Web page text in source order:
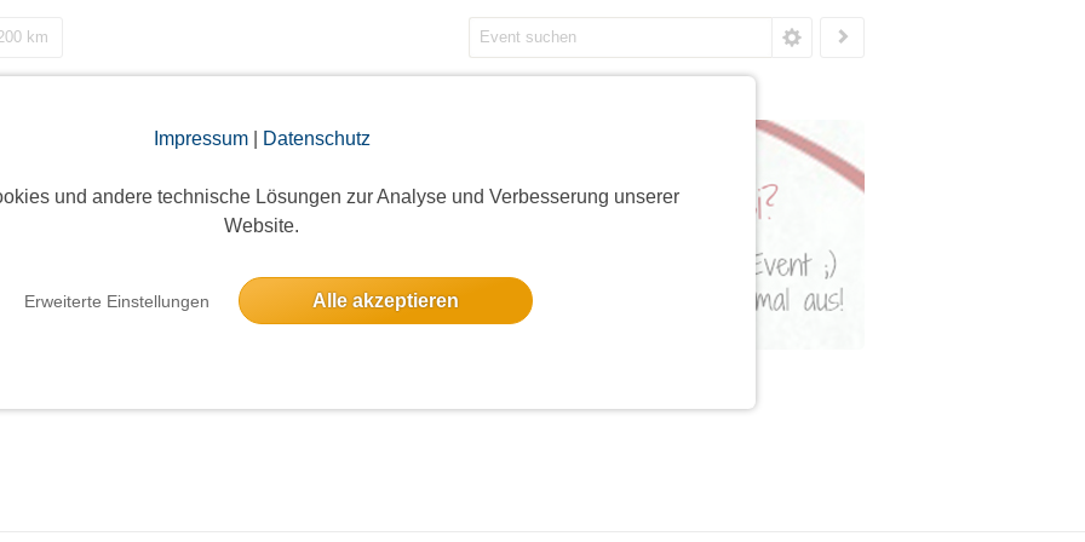
Impressum| Datenschutz
und andere technische Lösungen zur Analyse und Verbesserung unserer
Website.
Erweiterte Einstellungen Alle akzeptieren
km